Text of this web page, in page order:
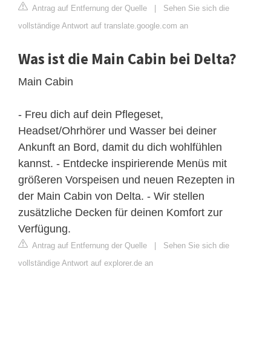
Antrag auf Entfernung der Quelle | Sehen Sie sich die
vollständige Antwort auf translate.google.com an
Was ist die Main Cabin bei Delta?
Main Cabin
- Freu dich auf dein Pflegeset,
Headset/Ohrhörer und Wasser bei deiner
Ankunft an Bord, damit du dich wohlfühlen
kannst. - Entdecke inspirierende Menüs mit
größeren Vorspeisen und neuen Rezepten in
der Main Cabin von Delta. - Wir stellen
zusätzliche Decken für deinen Komfort zur
Verfügung.
Antrag auf Entfernung der Quelle | Sehen Sie sich die
vollständige Antwort auf explorer.de an